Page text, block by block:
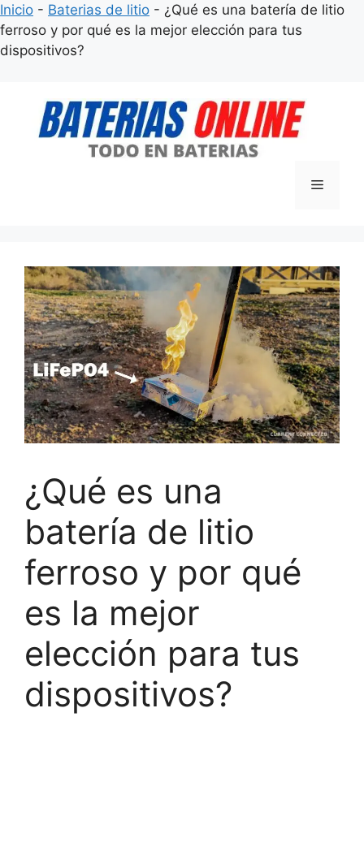
Inicio - Baterias de litio - ¿Qué es una batería de litio
ferroso y por qué es la mejor elección para tus
dispositivos?
contenido
Menú
¿Qué es una
batería de litio
ferroso y por qué
es la mejor
elección para tus
dispositivos?